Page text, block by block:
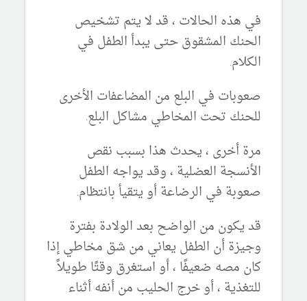
في هذه الحالات ، قد لا يتم تشخيص
الحنك المشقوق حتى يبدأ الطفل في
الكلام.
صعوبات في البلع من المضاعفات الأخرى
للحنك تحت المخاطي مشاكل البلع.
مرة أخرى ، يحدث هذا بسبب نقص
الأنسجة العضلية ، وقد يواجه الطفل
صعوبة في الرضاعة أو يتقيأ بانتظام.
قد يكون من الواضح بعد الولادة بفترة
وجيزة أن الطفل يعاني من شق مخاطي إذا
كان مصه ضعيفًا ، أو استغرق وقتًا طويلاً
للتغذية ، أو خرج الحليب من أنفه أثناء